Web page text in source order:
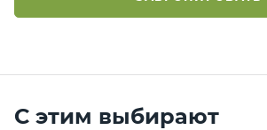
С этим выбирают